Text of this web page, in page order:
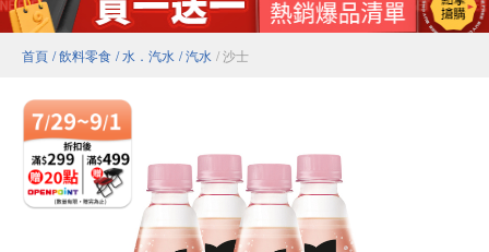
首頁 / 飲料零食 / 水．汽水 / 汽水 / 沙士